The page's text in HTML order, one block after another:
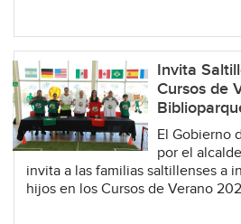
Invita
Cursos de
El Gobierno
por el
invita a las familias saltillenses a
hijos en los Cursos de Verano